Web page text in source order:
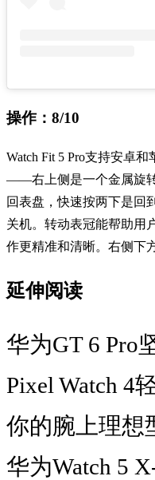
操作：8/10
Watch Fit 5 Pro支持安卓
——右上侧是一个金属旋
回表盘，快速按两下是回
关机。转动表冠能帮助用
作更精准和清晰。右侧下
延伸阅读
华为GT 6 Pro
Pixel Watch 4
你的腕上理想
华为Watch 5